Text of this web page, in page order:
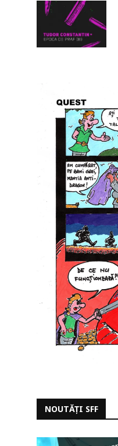
NOUTĂȚI SFF